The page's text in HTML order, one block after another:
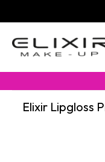
Elixir Lipgloss